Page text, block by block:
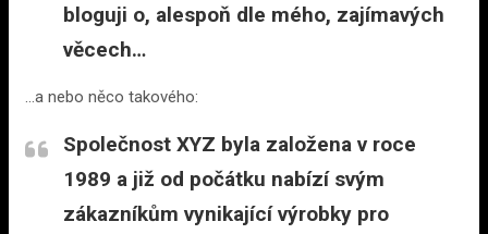
bloguji o, alespoň dle mého, zajímavých
věcech…
…a nebo něco takového:
Společnost XYZ byla založena v roce
1989 a již od počátku nabízí svým
zákazníkům vynikající výrobky pro